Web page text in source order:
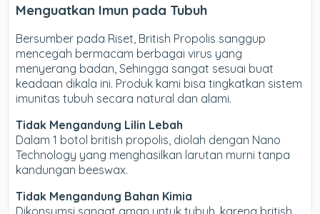
Menguatkan Imun pada Tubuh
Bersumber pada Riset, British Propolis sanggup
mencegah bermacam berbagai virus yang
menyerang badan, Sehingga sangat sesuai buat
keadaan dikala ini. Produk kami bisa tingkatkan sistem
imunitas tubuh secara natural dan alami.
Tidak Mengandung Lilin Lebah
Dalam 1 botol british propolis, diolah dengan Nano
Technology yang menghasilkan larutan murni tanpa
kandungan beeswax.
Tidak Mengandung Bahan Kimia
Dikonsumsi sangat aman untuk tubuh, karena british